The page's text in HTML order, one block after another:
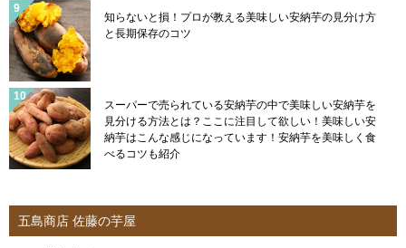
知らないと損！プロが教える美味しい安納芋の見分け方
と長期保存のコツ
スーパーで売られている安納芋の中で美味しい安納芋を
見分ける方法とは？ここに注目して欲しい！美味しい安
納芋はこんな感じになっています！安納芋を美味しく食
べるコツも紹介
五島商店 佐藤の芋屋